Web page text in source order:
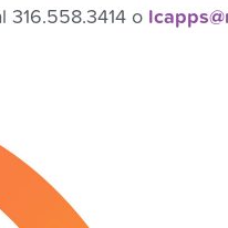
316.558.3414 o